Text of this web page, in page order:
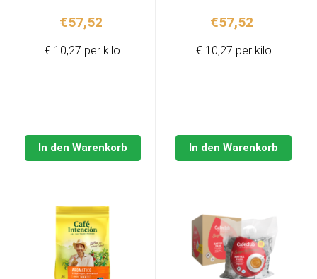
€57,52
In den Warenkorb
€ 10,27 per kilo
€57,52
In den Warenkorb
€ 10,27 per kilo